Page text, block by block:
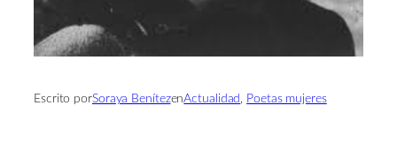
Escrito porSoraya BenítezenActualidad , Poetas mujeres